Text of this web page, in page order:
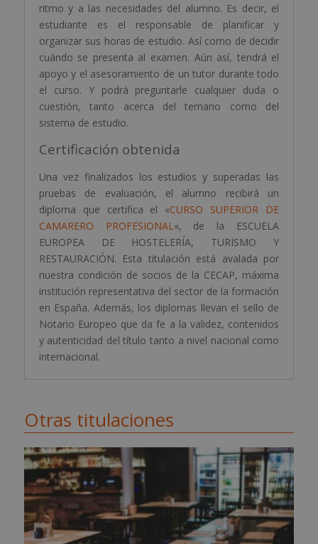
ritmo y a las necesidades del alumno. Es decir, el
estudiante es el responsable de planificar y
organizar sus horas de estudio. Así como de decidir
cuándo se presenta al examen. Aún así, tendrá el
apoyo y el asesoramiento de un tutor durante todo
el curso. Y podrá preguntarle cualquier duda o
cuestión, tanto acerca del temario como del
sistema de estudio.
Certificación obtenida
Una vez finalizados los estudios y superadas las
pruebas de evaluación, el alumno recibirá un
diploma que certifica el «CURSO SUPERIOR DE
CAMARERO PROFESIONAL «, de la ESCUELA
EUROPEA DE HOSTELERÍA, TURISMO Y
RESTAURACIÓN. Esta titulación está avalada por
nuestra condición de socios de la CECAP, máxima
institución representativa del sector de la formación
en España. Además, los diplomas llevan el sello de
Notario Europeo que da fe a la validez, contenidos
y autenticidad del título tanto a nivel nacional como
internacional.
Otras titulaciones